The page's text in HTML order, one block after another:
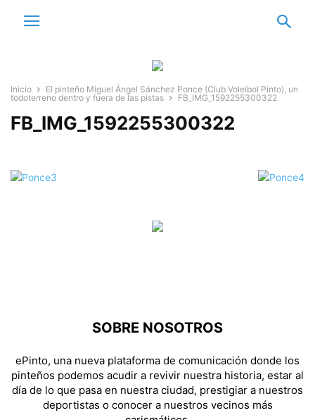
Inicio
El pinteño Miguel Ángel Sánchez Ponce (Club Voleibol Pinto), un
todoterreno dentro y fuera de las pistas
FB_IMG_1592255300322
FB_IMG_1592255300322
SOBRE NOSOTROS
ePinto, una nueva plataforma de comunicación donde los
pinteños podemos acudir a revivir nuestra historia, estar al
día de lo que pasa en nuestra ciudad, prestigiar a nuestros
deportistas o conocer a nuestros vecinos más